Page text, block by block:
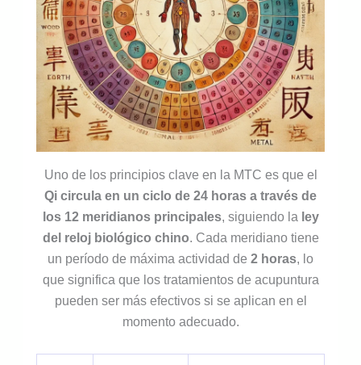
Uno de los principios clave en la MTC es que el
Qi circula en un ciclo de 24 horas a través de
los 12 meridianos principales, siguiendo la ley
del reloj biológico chino. Cada meridiano tiene
un período de máxima actividad de 2 horas, lo
que significa que los tratamientos de acupuntura
pueden ser más efectivos si se aplican en el
momento adecuado.